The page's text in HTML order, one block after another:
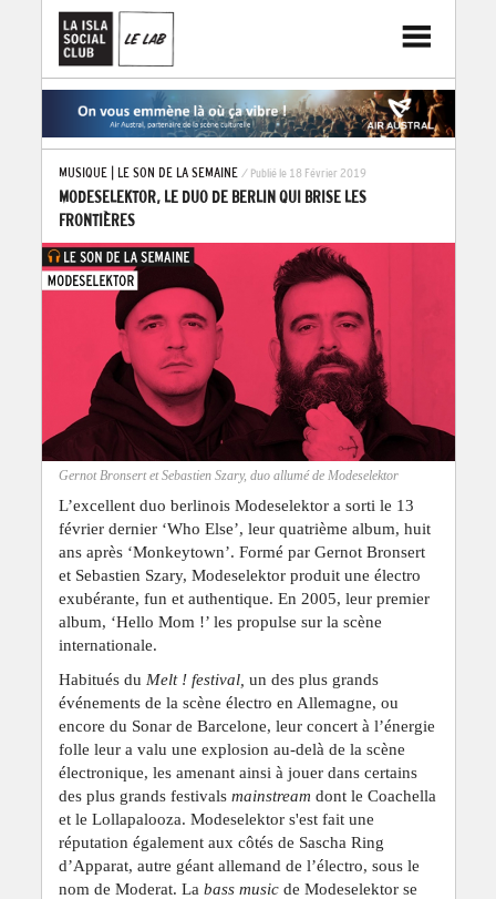
MUSIQUE| LE SON DE LA SEMAINE / Publié le 18 Février 2019
MODESELEKTOR, LE DUO DE BERLIN QUI BRISE LES
FRONTIÈRES
Gernot Bronsert et Sebastien Szary, duo allumé de Modeselektor
L’excellent duo berlinois Modeselektor a sorti le 13
février dernier ‘Who Else’, leur quatrième album, huit
ans après ‘Monkeytown’. Formé par Gernot Bronsert
et Sebastien Szary, Modeselektor produit une électro
exubérante, fun et authentique. En 2005, leur premier
album, ‘Hello Mom !’ les propulse sur la scène
internationale.
Habitués du Melt ! festival, un des plus grands
événements de la scène électro en Allemagne, ou
encore du Sonar de Barcelone, leur concert à l’énergie
folle leur a valu une explosion au-delà de la scène
électronique, les amenant ainsi à jouer dans certains
des plus grands festivals mainstream dont le Coachella
et le Lollapalooza. Modeselektor s'est fait une
réputation également aux côtés de Sascha Ring
d’Apparat, autre géant allemand de l’électro, sous le
nom de Moderat. La bass musicde Modeselektor se